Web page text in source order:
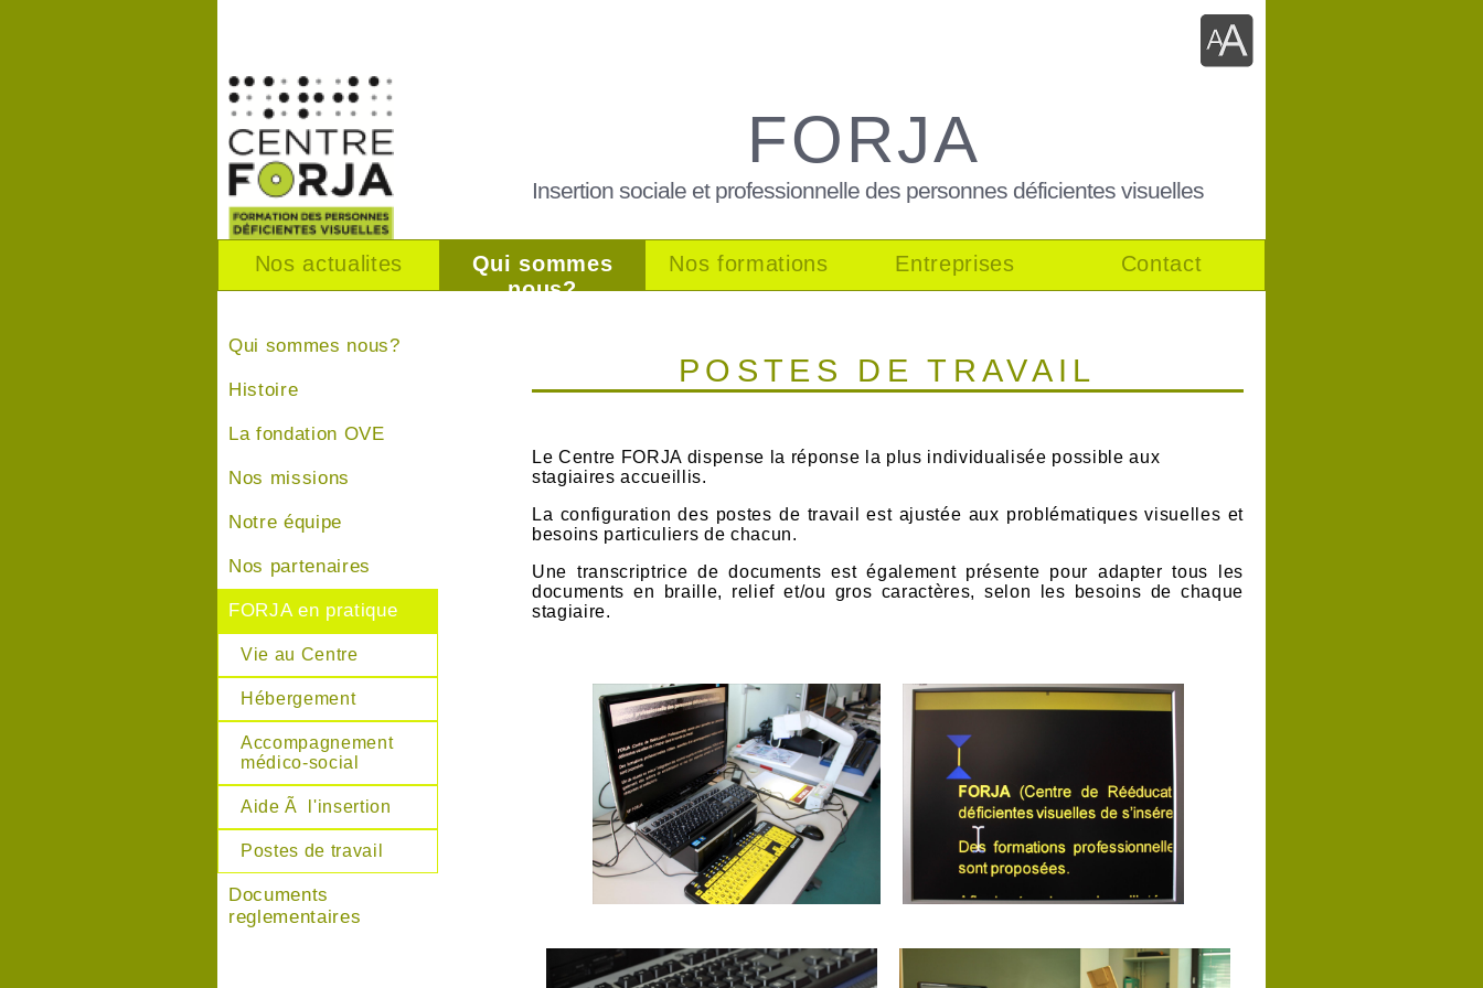
FORJA
Insertion sociale et professionnelle des personnes déficientes visuelles
Nos actualites
Qui sommes
nous?
Nos formations Entreprises Contact
Qui sommes nous?
Histoire
La fondation OVE
Nos missions
Notre équipe
Nos partenaires
FORJA en pratique
Vie au Centre
Hébergement
Accompagnement
médico-social
Aide Ã l'insertion
Postes de travail
Documents
reglementaires
POSTES DE TRAVAIL
Le Centre FORJA dispense la réponse la plus individualisée possible aux
stagiaires accueillis.
La configuration des postes de travail est ajustée aux problématiques visuelles et
besoins particuliers dechacun.
Une transcriptrice de documents est également présente pour adapter tous les
documents en braille, relief et/ou gros caractères, selon les besoins de chaque
stagiaire.